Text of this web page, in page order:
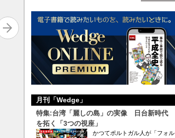
月刊「Wedge」
特集:台湾「麗しの島」の実像 日台新時代
を拓く「3つの視座」
かつてポルトガル人が「フォル